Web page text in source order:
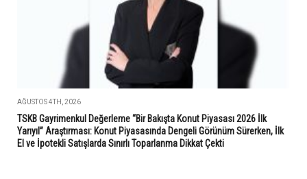
AĞUSTOS 4TH, 2026
TSKB Gayrimenkul Değerleme “Bir Bakışta Konut Piyasası 2026 İlk
Yarıyıl” Araştırması: Konut Piyasasında Dengeli Görünüm Sürerken, İlk
El ve İpotekli Satışlarda Sınırlı Toparlanma Dikkat Çekti